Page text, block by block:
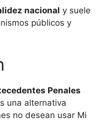
nacional y suele
públicos y
Penales
una alternativa
no desean usar Mi